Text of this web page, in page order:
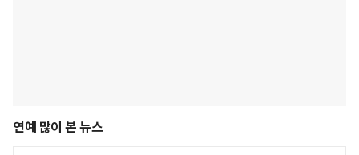
연예 많이 본 뉴스